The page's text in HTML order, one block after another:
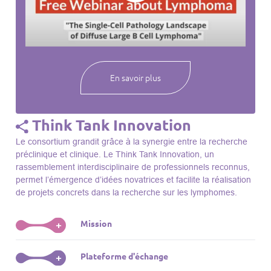
webinaires à venir, des séances précédentes et joignez-vous
notre compréhension des lymphomes et des maladies
En savoir plus
Think Tank Innovation
Le consortium grandit grâce à la synergie entre la recherche
préclinique et clinique. Le Think Tank Innovation, un
rassemblement interdisciplinaire de professionnels reconnus,
permet l’émergence d’idées novatrices et facilite la réalisation
de projets concrets dans la recherche sur les lymphomes.
+ Mission
Le Think Tank initie des projets, façonne des initiatives de
R&D, identifie des porteurs et promeut l’unité parmi les
+ Plateforme d'échange